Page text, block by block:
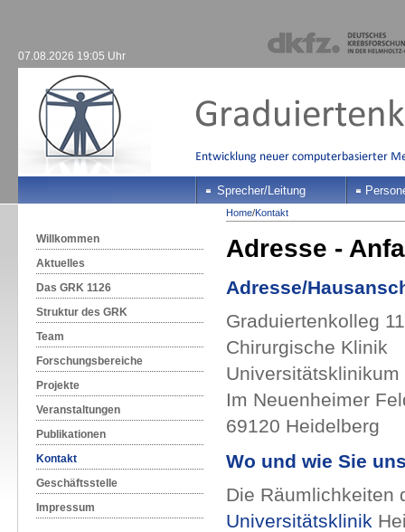
07.08.2026 19:05 Uhr
Sprecher/Leitung
Willkommen
Aktuelles
Das GRK 1126
Struktur des GRK
Team
Forschungsbereiche
Projekte
Veranstaltungen
Publikationen
Kontakt
Geschäftsstelle
Impressum
Home/Kontakt
Adresse -
Adresse/
Graduiertenkolleg
Chirurgische Klinik
Universitätsklinikum
Im Neuenheimer
69120 Heidelberg
Wo und wie Sie
Die Räumlichkeiten
Universitätsklinik